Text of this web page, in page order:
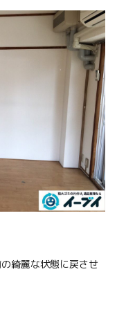
綺麗な状態に戻させ